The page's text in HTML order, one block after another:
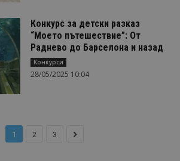
Конкурс за детски разказ
“Моето пътешествие”: От
Раднево до Барселона и назад
Конкурси
28/05/2025 10:04
1 2 3